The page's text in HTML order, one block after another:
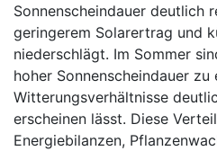
Sonnenscheindauer deutlich
geringerem Solarertrag und
niederschlägt. Im Sommer
hoher Sonnenscheindauer
Witterungsverhältnisse
erscheinen lässt. Diese
Energiebilanzen,